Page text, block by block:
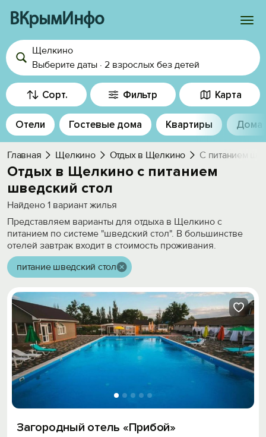
ВКрымИнфо
Войти
Избранное
История просмотра
Добавить свой объект
Щелкино
Выберите даты · 2 взрослых без детей
Сорт. Фильтр Карта
Отели Гостевые дома Квартиры Дома
Главная Щелкино Отдых в Щелкино С питанием
Отдых в Щелкино с питанием
шведский стол
Найдено 1 вариант жилья
Представляем варианты для отдыха в Щелкино с
питанием по системе "шведский стол". В большинстве
отелей завтрак входит в стоимость проживания.
питание шведский стол
Загородный отель «Прибой»